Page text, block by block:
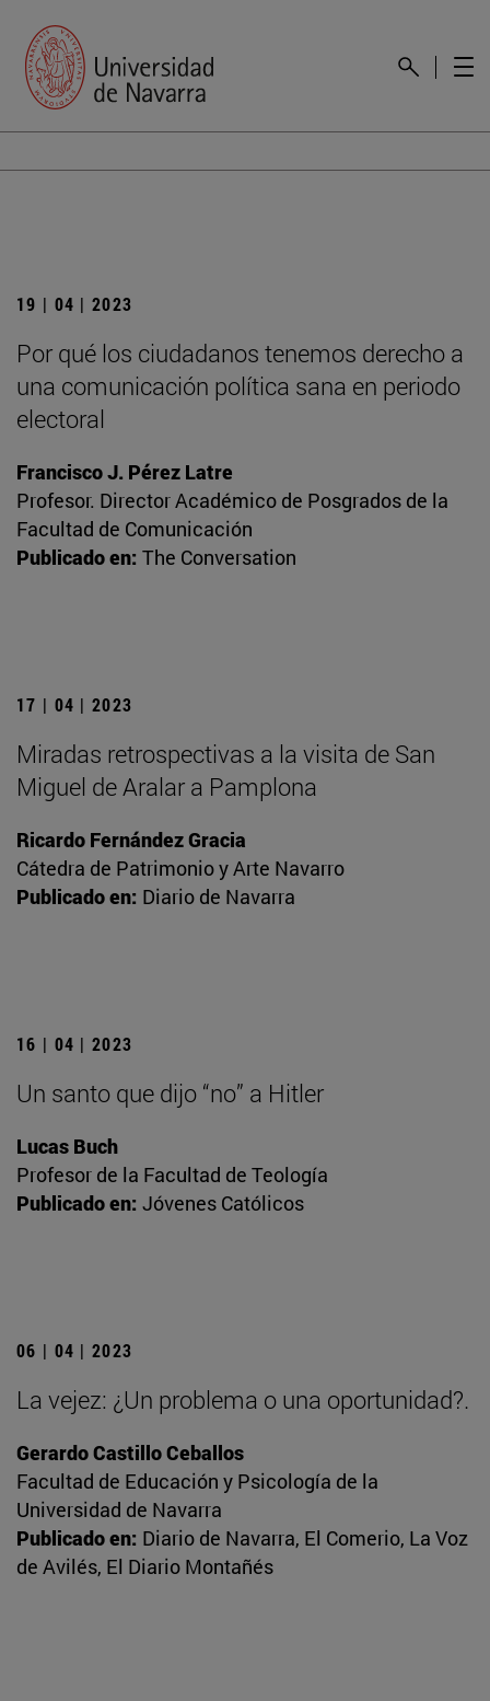
19 | 04 | 2023
Por qué los ciudadanos tenemos derecho a
una comunicación política sana en periodo
electoral
Francisco J. Pérez Latre
Profesor. Director Académico de Posgrados de la
Facultad de Comunicación
Publicado en: The Conversation
17 | 04 | 2023
Miradas retrospectivas a la visita de San
Miguel de Aralar a Pamplona
Ricardo Fernández Gracia
Cátedra de Patrimonio y Arte Navarro
Publicado en: Diario de Navarra
16 | 04 | 2023
Un santo que dijo “no” a Hitler
Lucas Buch
Profesor de la Facultad de Teología
Publicado en: Jóvenes Católicos
06 | 04 | 2023
La vejez: ¿Un problema o una oportunidad?.
Gerardo Castillo Ceballos
Facultad de Educación y Psicología de la
Universidad de Navarra
Publicado en: Diario de Navarra, El Comerio, La Voz
de Avilés, El Diario Montañés